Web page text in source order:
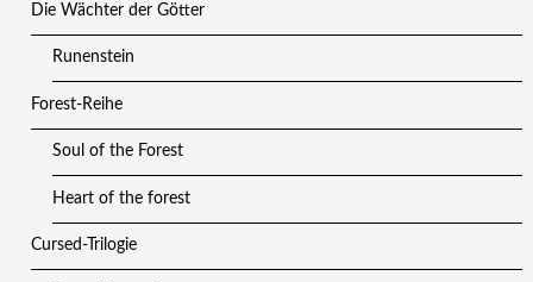
Die Wächter der Götter
Runenstein
Forest-Reihe
Soul of the Forest
Heart of the forest
Cursed-Trilogie